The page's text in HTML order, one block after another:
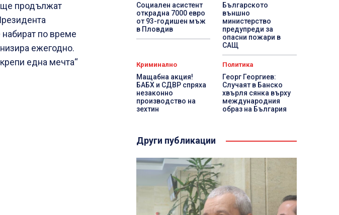
ще продължат
по време
ежегодно.
една мечта“
Социален асистент
открадна 7000 евро
от 93-годишен мъж
в Пловдив
Българското
външно
министерство
предупреди за
опасни пожари в
САЩ
Криминално
Мащабна акция!
БАБХ и СДВР спряха
незаконно
производство на
зехтин
Политика
Георг Георгиев:
Случаят в Банско
хвърля сянка върху
международния
образ на България
Други публикации